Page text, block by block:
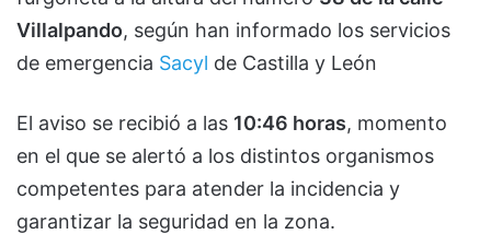
Villalpando, según han informado los servicios
de emergencia Sacyl de Castilla y León
El aviso se recibió a las 10:46 horas, momento
en el que se alertó a los distintos organismos
competentes para atender la incidencia y
garantizar la seguridad en la zona.